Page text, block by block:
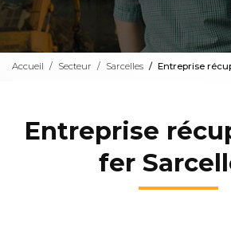
Accueil Secteur Sarcelles Entreprise
Entreprise
fer